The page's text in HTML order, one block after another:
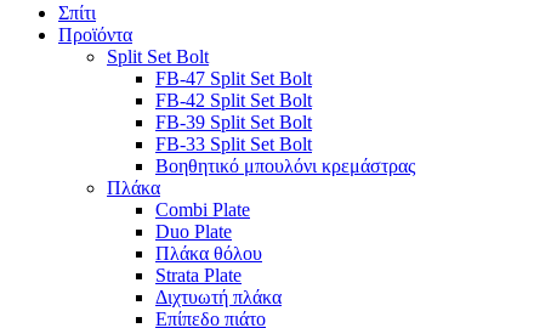
Σπίτι
Προϊόντα
Split Set Bolt
FB-47 Split Set Bolt
FB-42 Split Set Bolt
FB-39 Split Set Bolt
FB-33 Split Set Bolt
Βοηθητικό μπουλόνι κρεμάστρας
Πλάκα
Combi Plate
Duo Plate
Πλάκα θόλου
Strata Plate
Διχτυωτή πλάκα
Επίπεδο πιάτο